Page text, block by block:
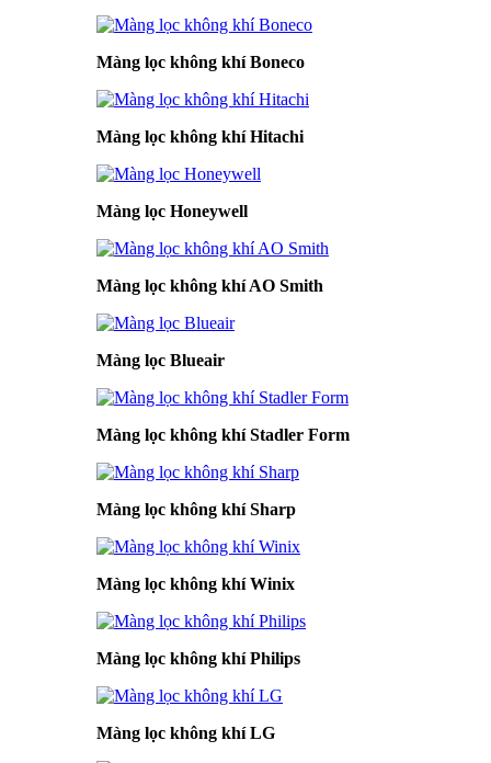
Màng lọc không khí Boneco
Màng lọc không khí Hitachi
Màng lọc Honeywell
Màng lọc không khí AO Smith
Màng lọc Blueair
Màng lọc không khí Stadler Form
Màng lọc không khí Sharp
Màng lọc không khí Winix
Màng lọc không khí Philips
Màng lọc không khí LG